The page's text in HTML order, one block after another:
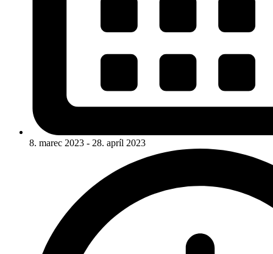
8. marec 2023 - 28. apríl 2023